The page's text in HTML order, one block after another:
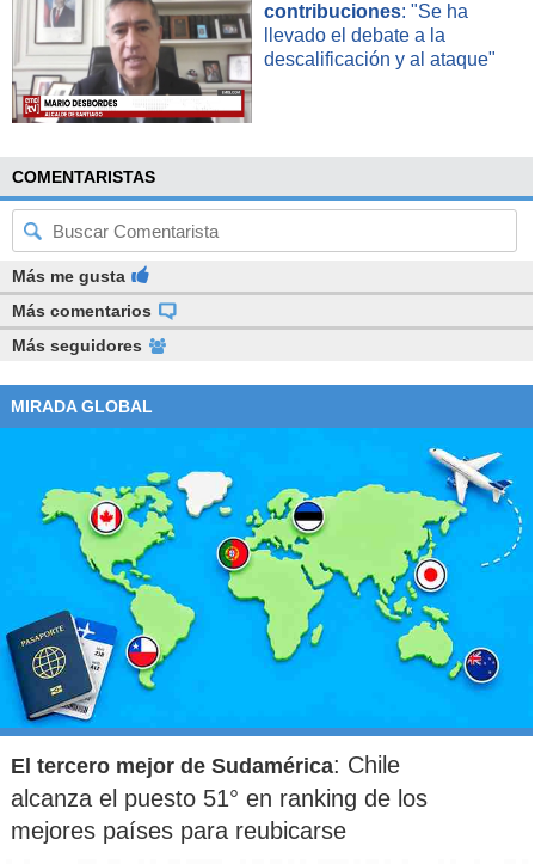
contribuciones: "Se ha
llevado el debate a la
descalificación y al ataque"
COMENTARISTAS
Más me gusta
Más comentarios
Más seguidores
MIRADA GLOBAL
El tercero mejor de Sudamérica: Chile
alcanza el puesto 51° en ranking de los
mejores países para reubicarse